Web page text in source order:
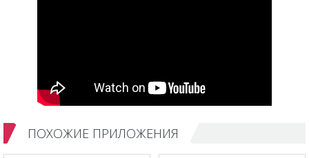
ПОХОЖИЕ ПРИЛОЖЕНИЯ